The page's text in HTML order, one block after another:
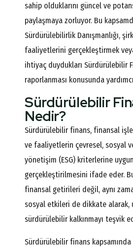
sahip olduklarını güncel ve
paylaşmaya zorluyor. Bu
Sürdürülebilirlik Danışmanlığı,
faaliyetlerini gerçekleştirmek
ihtiyaç duydukları Sürdürülebilir
raporlanması konusunda
Sürdürülebilir
Nedir?
Sürdürülebilir finans, finansal
ve faaliyetlerin çevresel, sosyal
yönetişim (ESG) kriterlerine
gerçekleştirilmesini ifade eder.
finansal getirileri değil, aynı
sosyal etkileri de dikkate alarak,
sürdürülebilir kalkınmayı teşvik
Sürdürülebilir finans kapsamında